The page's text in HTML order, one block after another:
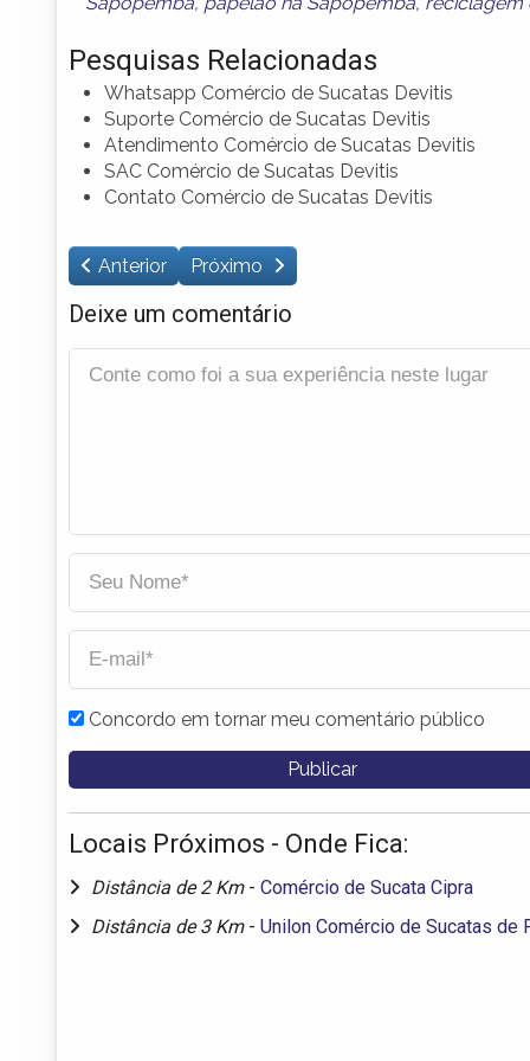
Pesquisas Relacionadas
Whatsapp Comércio de Sucatas Devitis
Suporte Comércio de Sucatas Devitis
Atendimento Comércio de Sucatas Devitis
SAC Comércio de Sucatas Devitis
Contato Comércio de Sucatas Devitis
Anterior Próximo
Deixe um comentário
Concordo em tornar meu comentário público
Locais Próximos - Onde Fica:
Distância de 2 Km - Comércio de Sucata Cipra
Distância de 3 Km - Unilon Comércio de Sucatas de